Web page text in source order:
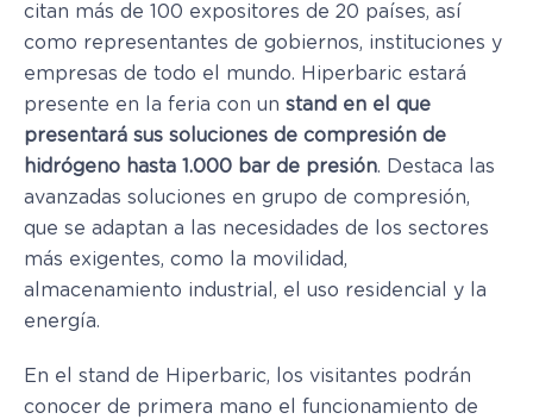
citan más de 100 expositores de 20 países, así
como representantes de gobiernos, instituciones y
empresas de todo el mundo. Hiperbaric estará
presente en la feria con un stand en el que
presentará sus soluciones de compresión de
hidrógeno hasta 1.000 bar de presión. Destaca las
avanzadas soluciones en grupo de compresión,
que se adaptan a las necesidades de los sectores
más exigentes, como la movilidad,
almacenamiento industrial, el uso residencial y la
energía.
En el stand de Hiperbaric, los visitantes podrán
conocer de primera mano el funcionamiento de